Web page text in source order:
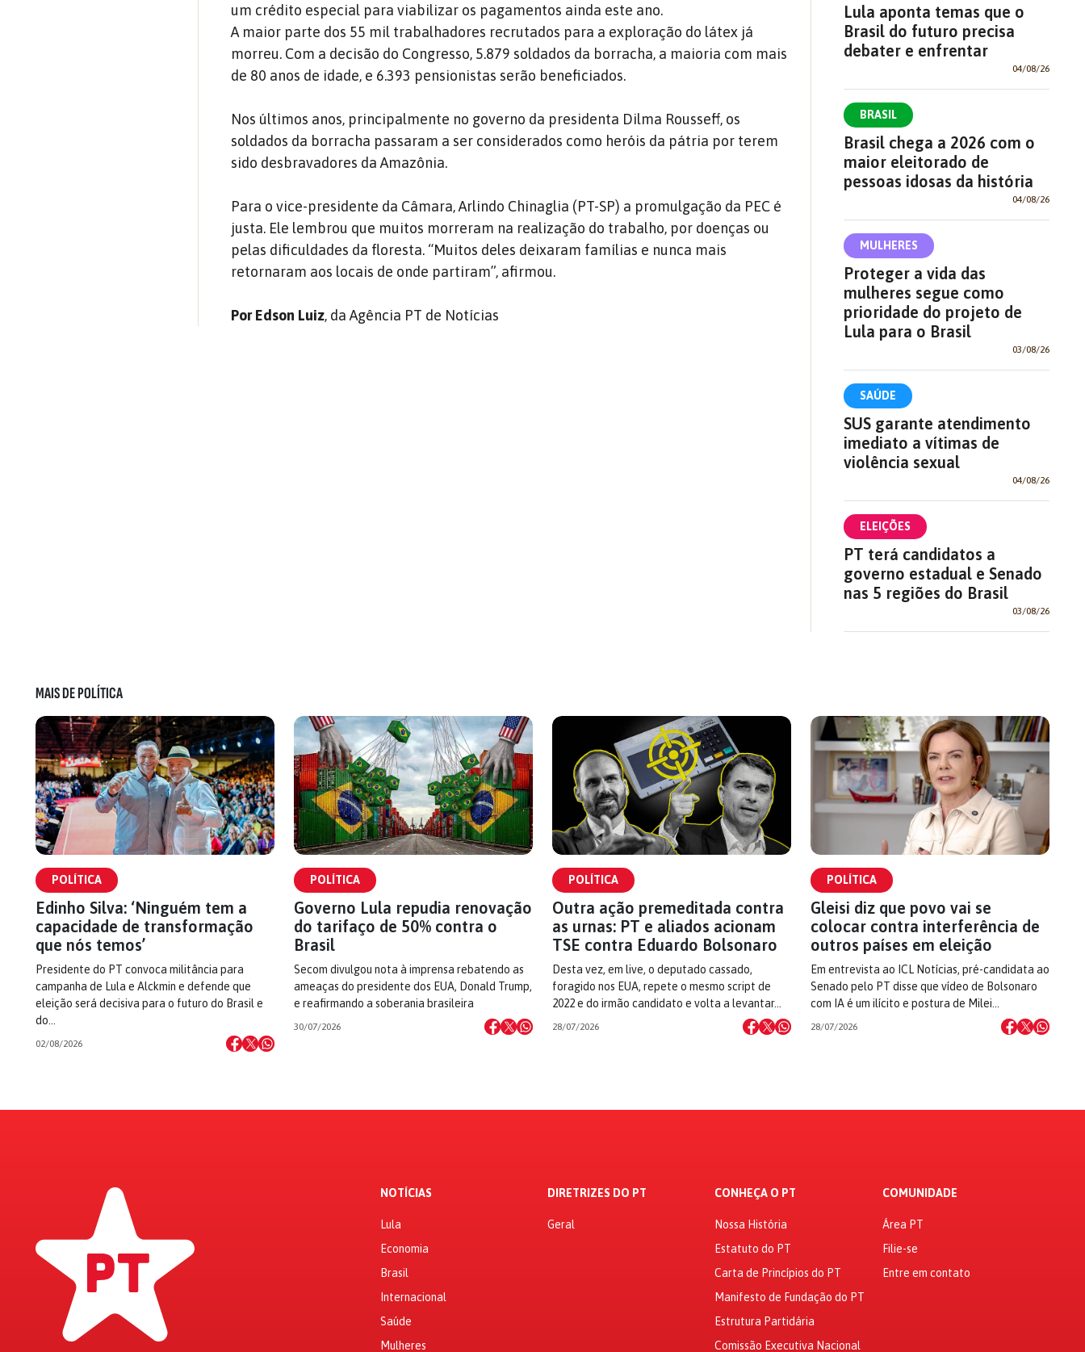
um crédito especial para viabilizar os pagamentos ainda este ano.
A maior parte dos 55 mil trabalhadores recrutados para a exploração do látex já
morreu. Com a decisão do Congresso, 5.879 soldados da borracha, a maioria com mais
de 80 anos de idade, e 6.393 pensionistas serão beneficiados.
Nos últimos anos, principalmente no governo da presidenta Dilma Rousseff, os
soldados da borracha passaram a ser considerados como heróis da pátria por terem
sido desbravadores da Amazônia.
Para o vice-presidente da Câmara, Arlindo Chinaglia (PT-SP) a promulgação da PEC é
justa. Ele lembrou que muitos morreram na realização do trabalho, por doenças ou
pelas dificuldades da floresta. “Muitos deles deixaram famílias e nunca mais
retornaram aos locais de onde partiram”, afirmou.
Por Edson Luiz, da Agência PT de Notícias
Lula aponta temas que o
Brasil do futuro precisa
debater e enfrentar
04/08/26
BRASIL
Brasil chega a 2026 com o
maior eleitorado de
pessoas idosas da história
04/08/26
MULHERES
Proteger a vida das
mulheres segue como
prioridade do projeto de
Lula para o Brasil
03/08/26
SAÚDE
SUS garante atendimento
imediato a vítimas de
violência sexual
04/08/26
ELEIÇÕES
PT terá candidatos a
governo estadual e Senado
nas 5 regiões do Brasil
03/08/26
MAIS DE POLÍTICA
POLÍTICA
Edinho Silva: ‘Ninguém tem a
capacidade de transformação
que nós temos’
Presidente do PT convoca militância para
campanha de Lula e Alckmin e defende que
eleição será decisiva para o futuro do Brasil e
do…
02/08/2026
POLÍTICA
Governo Lula repudia renovação
do tarifaço de 50% contra o
Brasil
Secom divulgou nota à imprensa rebatendo as
ameaças do presidente dos EUA, Donald Trump,
e reafirmando a soberania brasileira
30/07/2026
POLÍTICA
Outra ação premeditada contra
as urnas: PT e aliados acionam
TSE contra Eduardo Bolsonaro
Desta vez, em live, o deputado cassado,
foragido nos EUA, repete o mesmo script de
2022 e do irmão candidato e volta a levantar…
28/07/2026
POLÍTICA
Gleisi diz que povo vai se
colocar contra interferência de
outros países em eleição
Em entrevista ao ICL Notícias, pré-candidata ao
Senado pelo PT disse que vídeo de Bolsonaro
com IA é um ilícito e postura de Milei…
28/07/2026
NOTÍCIAS
Lula
Economia
Brasil
Internacional
Saúde
Mulheres
DIRETRIZES DO PT
Geral
CONHEÇA O PT
Nossa História
Estatuto do PT
Carta de Princípios do PT
Manifesto de Fundação do PT
Estrutura Partidária
Comissão Executiva Nacional
COMUNIDADE
Área PT
Filie-se
Entre em contato